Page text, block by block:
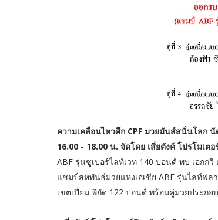
ความเคลื่อนไหวศึก CPF มวยมันส์สนั่นโลก
16.00 - 18.00 น. จัดโดย เสี่ยตังค์ โปรโมเต
ABF รุ่นซูเปอร์ไลท์เวท 140 ปอนด์ พบ เอก
แชมป์สหพันธ์มวยแห่งเอเชีย ABF รุ่นไลท์ฟ
เขตเปี่ยม พิกัด 122 ปอนด์ พร้อมคู่มวยประก